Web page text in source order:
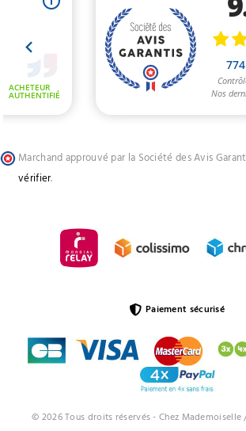
Marchand approuvé par la Société des Avis
vérifier.
© 2026 Tous droits réservés - Chez Mademoiselle
Paiement sécurisé